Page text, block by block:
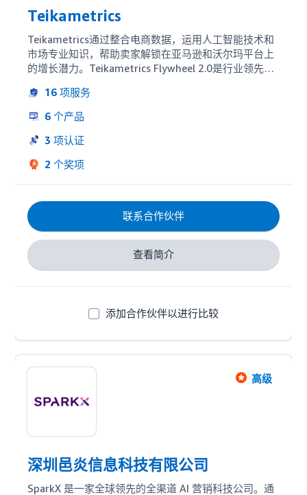
Teikametrics
Teikametrics通过整合电商数据，运用人工智能技术和
市场专业知识，帮助卖家解锁在亚马逊和沃尔玛平台上
的增长潜力。Teikametrics Flywheel 2.0是行业领先的
情报等全方位优化服务。凭借领先的人工智能技术和庞
大的数据规模，Teikametrics每年为亚马逊和沃尔玛卖
家提升GMV超过70亿美元
16 项服务
6 个产品
3 项认证
2 个奖项
联系合作伙伴
查看简介
添加合作伙伴以进行比较
高级
深圳邑炎信息科技有限公司
SparkX 是一家全球领先的全渠道 AI 营销科技公司。通